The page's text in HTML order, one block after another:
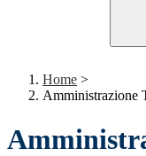
Home >
Amministrazione